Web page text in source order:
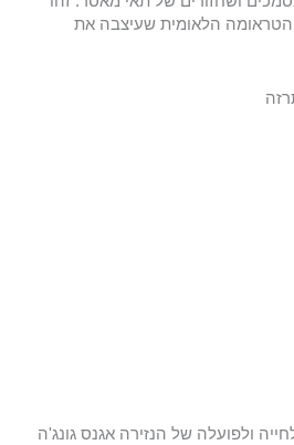
הטראומה הלאומית שעיצבה את
ולפועלה של הנזירה אגנס גונג'ה